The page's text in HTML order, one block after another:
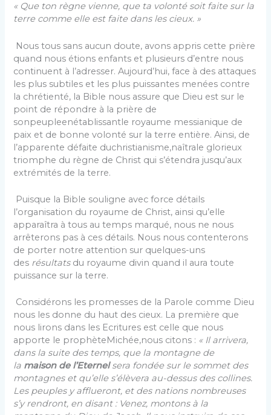
« Que ton règne vienne, que ta volonté soit faite sur la
terre comme elle est faite dans les cieux. »
Nous tous sans aucun doute, avons appris cette prière
quand nous étions enfants et plusieurs d’entre nous
continuent à l’adresser. Aujourd’hui, face à des attaques
les plus subtiles et les plus puissantes menées contre
la chrétienté, la Bible nous assure que Dieu est sur le
point de répondre à la prière de
sonpeupleenétablissantle royaume messianique de
paix et de bonne volonté sur la terre entière. Ainsi, de
l’apparente défaite duchristianisme,naîtrale glorieux
triomphe du règne de Christ qui s’étendra jusqu’aux
extrémités de la terre.
Puisque la Bible souligne avec force détails
l’organisation du royaume de Christ, ainsi qu’elle
apparaîtra à tous au temps marqué, nous ne nous
arrêterons pas à ces détails. Nous nous contenterons
de porter notre attention sur quelques-uns
des résultatsdu royaume divin quand il aura toute
puissance sur la terre.
Considérons les promesses de la Parole comme Dieu
nous les donne du haut des cieux. La première que
nous lirons dans les Ecritures est celle que nous
apporte le prophèteMichée,nous citons : « Il arrivera,
dans la suite des temps, que la montagne de
la maison de l’Eternelsera fondée sur le sommet des
montagnes et qu’elle s’élèvera au-dessus des collines.
Les peuples y afflueront, et des nations nombreuses
s’y rendront, en disant : Venez, montons à la